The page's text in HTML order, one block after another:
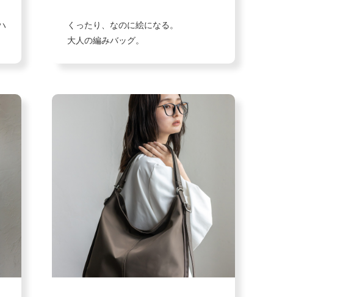
くったり、なのに絵になる。
大人の編みバッグ。